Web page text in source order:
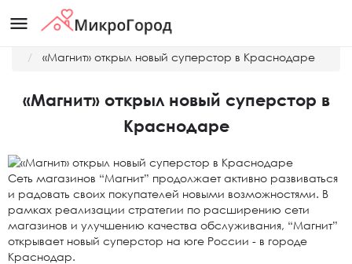
menu
«Магнит» открыл новый суперстор в Краснодаре
«Магнит» открыл новый суперстор в
Краснодаре
Сеть магазинов “Магнит” продолжает активно развиваться
и радовать своих покупателей новыми возможностями. В
рамках реализации стратегии по расширению сети
магазинов и улучшению качества обслуживания, “Магнит”
открывает новый суперстор на юге России - в городе
Краснодар.